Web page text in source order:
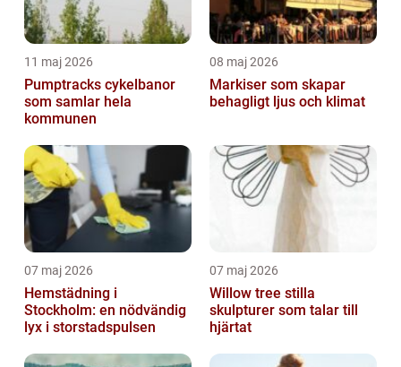
11 maj 2026
Pumptracks cykelbanor
som samlar hela
kommunen
08 maj 2026
Markiser som skapar
behagligt ljus och klimat
07 maj 2026
Hemstädning i
Stockholm: en nödvändig
lyx i storstadspulsen
07 maj 2026
Willow tree stilla
skulpturer som talar till
hjärtat